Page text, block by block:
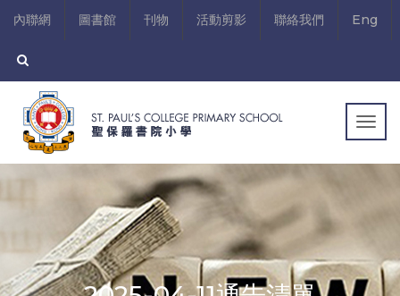
內聯網 圖書館 刊物 活動剪影 聯絡我們 Eng